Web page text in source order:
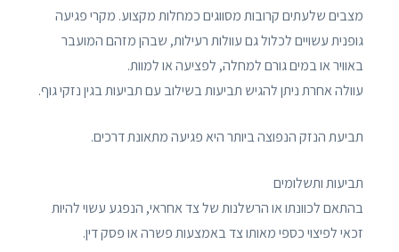
מצבים שלעתים קרובות מסווגים כמחלות מקצוע. מקרי פגיעה
גופנית עשויים לכלול גם עוולות רעילות, שבהן מזהם המועבר
באוויר או במים גורם למחלה, לפציעה או למוות.
עוולה אחרת ניתן להגיש תביעות בשילוב עם תביעות בגין נזקי גוף.
תביעת הנזק הנפוצה ביותר היא פגיעה מתאונת דרכים.
תביעות ותשלומים
בהתאם לכוונתו או הרשלנות של צד אחראי, הנפגע עשוי להיות
זכאי לפיצוי כספי מאותו צד באמצעות פשרה או פסק דין.